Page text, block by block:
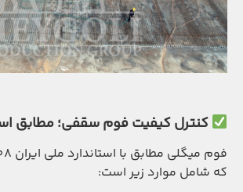
کنترل کیفیت فوم سقفی؛ مطابق
که شامل موارد زیر است: